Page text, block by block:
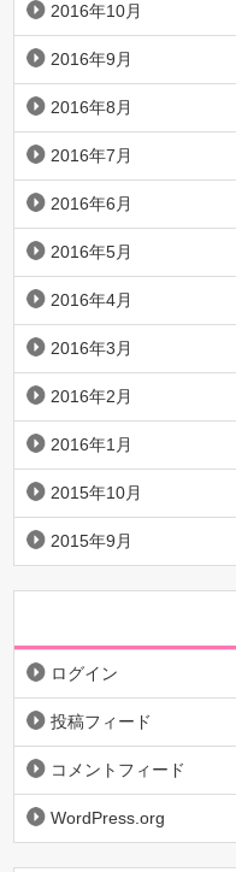
2016年10月
2016年9月
2016年8月
2016年7月
2016年6月
2016年5月
2016年4月
2016年3月
2016年2月
2016年1月
2015年10月
2015年9月
ログイン
投稿フィード
コメントフィード
WordPress.org